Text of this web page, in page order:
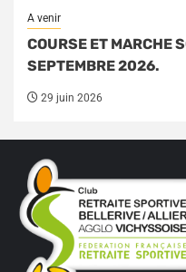
A venir
COURSE ET MARCHE
SEPTEMBRE 2026.
29 juin 2026